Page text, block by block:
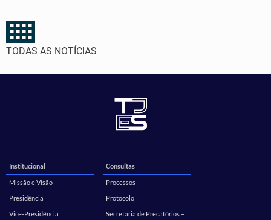
TODAS AS NOTÍCIAS
Institucional
Missão e Visão
Presidência
Vice-Presidência
Consultas
Processos
Protocolo
Secretaria de Precatórios –